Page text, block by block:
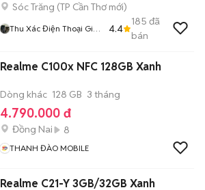
Sóc Trăng (TP Cần Thơmới)
Thu Xác Điện Thoại Giá
4.4
185 đã
bán
Realme C100x NFC 128GB Xanh
Dòng khác 128 GB 3 tháng
4.790.000 đ
Đồng Nai 8
THANH ĐÀO MOBILE
Realme C21-Y 3GB/32GB Xanh